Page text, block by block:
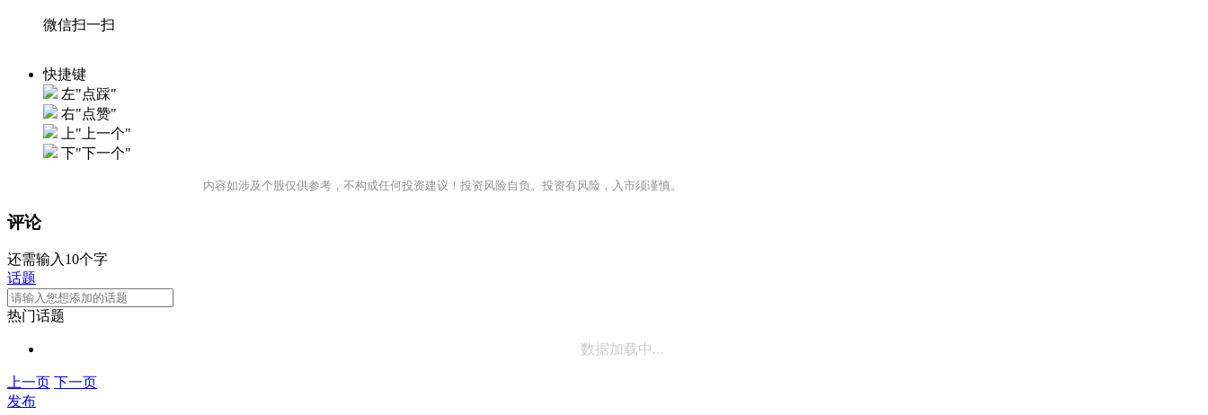
微信扫一扫
快捷键
左"点踩"
右"点赞"
上"上一个"
下"下一个"
内容如涉及个股仅供参考，不构成任何投资建议！投资风险自负。投资有风险，入市须谨慎。
评论
还需输入10个字
话题
热门话题
数据加载中...
上一页 下一页
发布